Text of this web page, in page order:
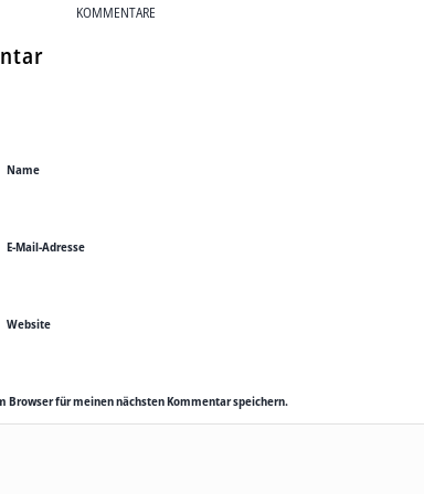
KOMMENTARE
Name
E-Mail-Adresse
Website
Browser für meinen nächsten Kommentar speichern.